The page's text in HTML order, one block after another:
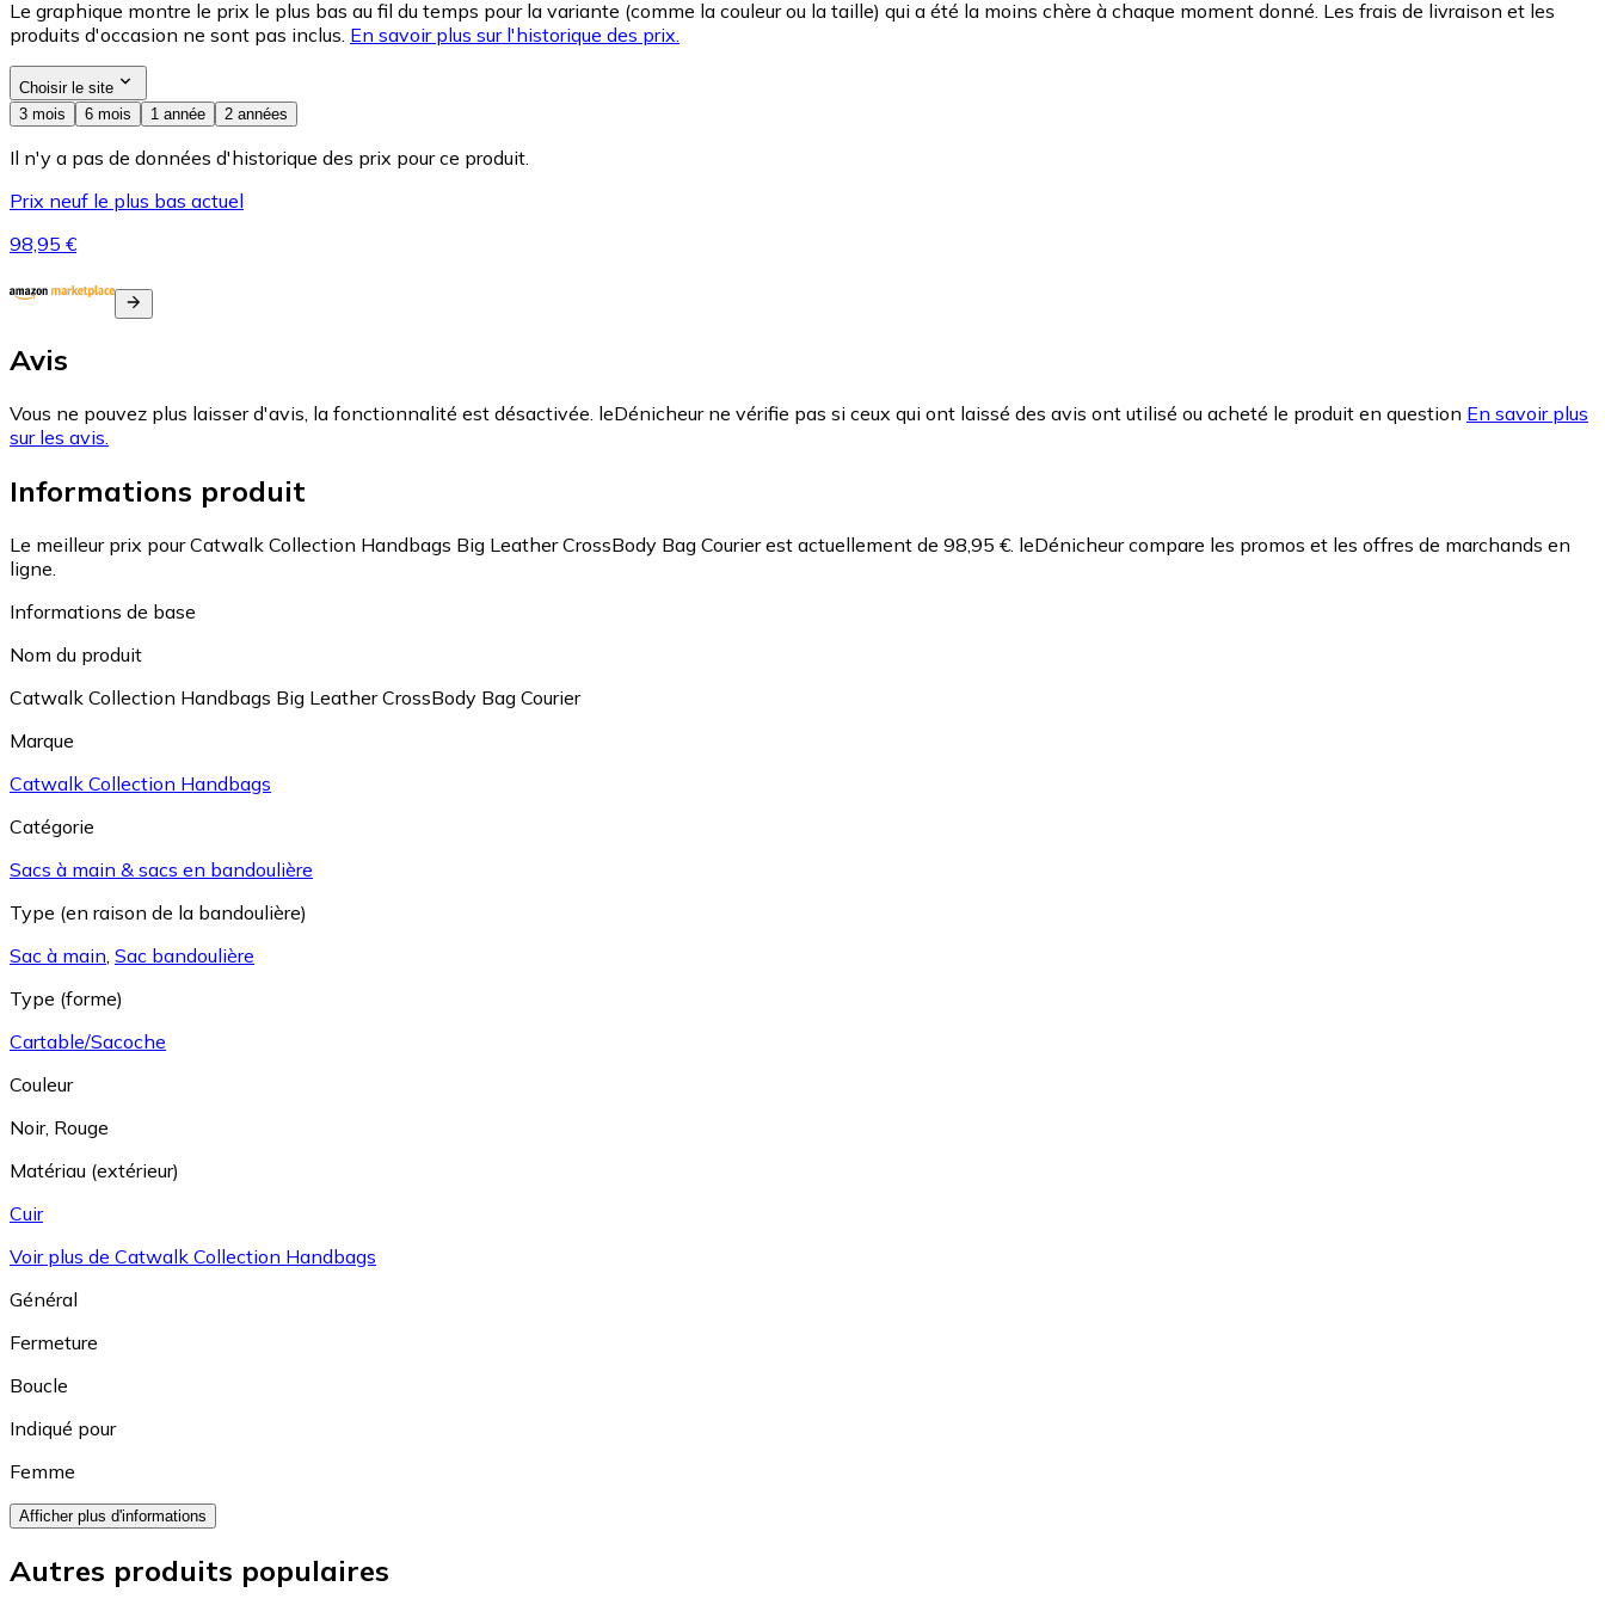
Le graphique montre le prix le plus bas au fil du temps pour la variante (comme la couleur ou la taille) qui a été la moins chère à chaque moment donné. Les frais de livraison et les
produits d'occasion ne sont pas inclus. En savoir plus sur l'historique des prix.
Choisir le site
3 mois
6 mois 1 année 2 années
Il n'y a pas de données d'historique des prix pour ce produit.
Prix neuf le plus bas actuel
98,95 €
Avis
Vous ne pouvez plus laisser d'avis, la fonctionnalité est désactivée. leDénicheur ne vérifie pas si ceux qui ont laissé des avis ont utilisé ou acheté le produit en question En savoir plus
sur les avis.
Informations produit
Le meilleur prix pour Catwalk Collection Handbags Big Leather CrossBody Bag Courier est actuellement de 98,95 €. leDénicheur compare les promos et les offres de marchands en
ligne.
Informations de base
Nom du produit
Catwalk Collection Handbags Big Leather CrossBody Bag Courier
Marque
Catwalk Collection Handbags
Catégorie
Sacs à main & sacs en bandoulière
Type (en raison de la bandoulière)
Sac à main, Sac bandoulière
Type (forme)
Cartable/Sacoche
Couleur
Noir, Rouge
Matériau (extérieur)
Cuir
Voir plus de Catwalk Collection Handbags
Général
Fermeture
Boucle
Indiqué pour
Femme
Afficher plus d'informations
Autres produits populaires